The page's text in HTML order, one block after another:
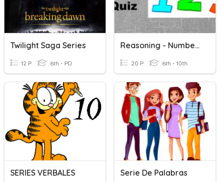
Twilight Saga Series
12 P 6th - PD
Reasoning - Number Series
20 P 6th - 10th
SERIES VERBALES Serie De Palabras